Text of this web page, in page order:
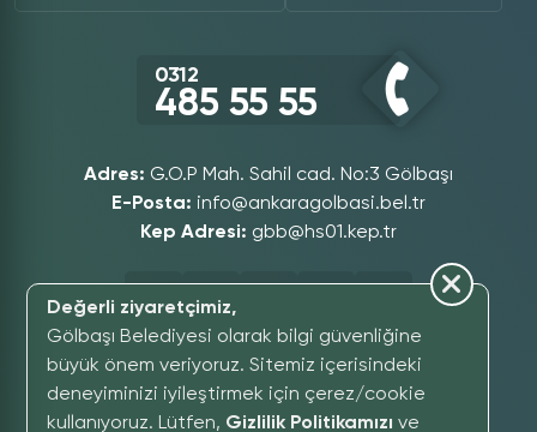
0312
485 55 55
Adres: G.O.P Mah. Sahil cad. No:3 Gölbaşı
E-Posta: info@ankaragolbasi.bel.tr
Kep Adresi: gbb@hs01.kep.tr
Değerli ziyaretçimiz,
Gölbaşı Belediyesi olarak bilgi güvenliğine
büyük önem veriyoruz. Sitemiz içerisindeki
deneyiminizi iyileştirmek için çerez/cookie
kullanıyoruz. Lütfen, Gizlilik Politikamızı ve